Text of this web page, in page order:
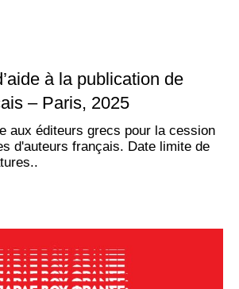
à la publication de
– Paris, 2025
aux éditeurs grecs pour la cession
d'auteurs français. Date limite de